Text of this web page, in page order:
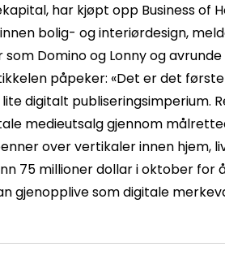
har kjøpt opp Business of
bolig- og interiørdesign,
Domino og Lonny og
påpeker: «Det er det
digitalt publiseringsimperium.
medieutsalg gjennom
over vertikaler innen hjem,
75 millioner dollar i oktober for
gjenopplive som digitale